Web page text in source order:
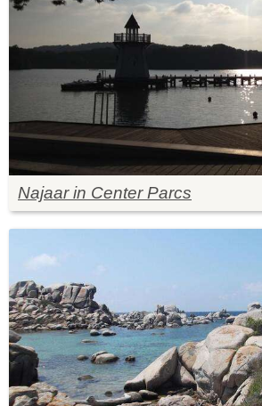
Najaar in Center Parcs